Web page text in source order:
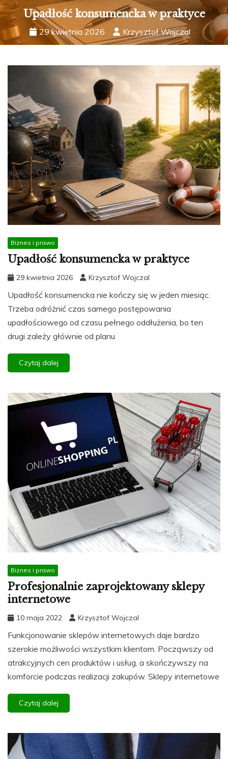
Upadłość konsumencka w praktyce
29 kwietnia 2026 Krzysztof Wojczal
Biznes i prawo
Upadłość konsumencka w praktyce
29 kwietnia 2026 Krzysztof Wojczal
Upadłość konsumencka nie kończy się w jeden miesiąc.
Trzeba odróżnić czas samego postępowania
upadłościowego od czasu pełnego oddłużenia, bo ten
drugi zależy głównie od planu
Czytaj dalej
Biznes i prawo
Profesjonalnie zaprojektowany sklepy
internetowe
10 maja 2022 Krzysztof Wojczal
Funkcjonowanie sklepów internetowych daje bardzo
szerokie możliwości wszystkim klientom. Począwszy od
atrakcyjnych cen produktów i usług, a skończywszy na
komforcie podczas realizacji zakupów. Sklepy internetowe
Czytaj dalej